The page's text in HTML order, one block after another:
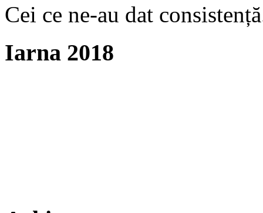
Cei ce ne-au dat
Iarna 2018